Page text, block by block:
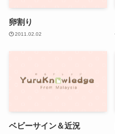
卵割り
2011.02.02
ベビーサイン＆近況